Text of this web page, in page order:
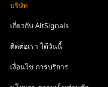
บริษัท
เกี่ยวกับ AltSignals
ติดต่อเราได้วันนี้
เงื่อนไข การบริการ